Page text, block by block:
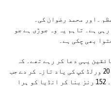
۔اور محمد رضوان کی۔
ہے۔ تاہم یہ وہ جوڑی ہے جو
بھی چکی ہے۔
یہی دعا کر رہے تھے۔ کہ
کاش یہ پارٹنرشپ گذشتہ سال ٹی 20 ورلڈ کپ کی یاد تازہ کر دے جب
بابر اعظم ۔اور محمد رضوان نے۔ 152 رنز بنا کر انڈیا کو ہرا